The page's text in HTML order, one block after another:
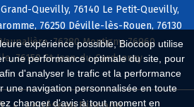
expérience possible, Biocoop utilise
une performance optimale du site, pour
d'analyser le trafic et la performance
une navigation personnalisée en toute
changer d'avis à tout moment en
Quevilly, 76140 Le Petit-Quevilly,
76250 Déville-lès-Rouen, 76130
76380 Montigny, 76960
76150 St-Jean-du-Cardonnay